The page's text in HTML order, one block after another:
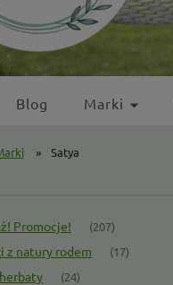
Blog Marki
» Satya
Promocje! (207)
z natury rodem (17)
(24)